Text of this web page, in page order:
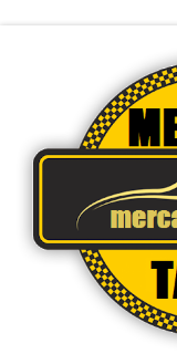
ANA SAYFA
MARMARA
HAKKIMIZDA
HIZMETLERIMIZ
TAKSILERIMIZ
İLETIŞIM
HIZMET